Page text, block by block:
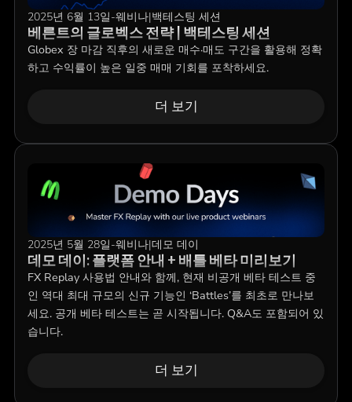
2025년 6월 13일-웨비나|백테스팅 세션
베른트의 글로벡스 전략 | 백테스팅 세션
Globex 장 마감 직후의 새로운 매수·매도 구간을 활용해 정확
하고 수익률이 높은 일중 매매 기회를 포착하세요.
더 보기
2025년 5월 28일-웨비나|데모 데이
데모 데이: 플랫폼 안내 + 배틀 베타 미리보기
FX Replay 사용법 안내와 함께, 현재 비공개 베타 테스트 중
인 역대 최대 규모의 신규 기능인 ‘Battles’를 최초로 만나보
세요. 공개 베타 테스트는 곧 시작됩니다. Q&A도 포함되어 있
습니다.
더 보기